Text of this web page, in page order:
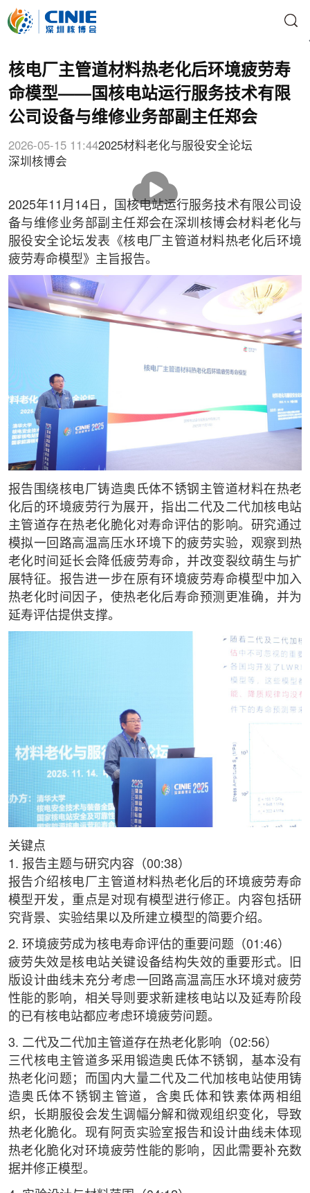
核电厂主管道材料热老化后环境疲劳寿
命模型——国核电站运行服务技术有限
公司设备与维修业务部副主任郑会
2026-05-15 11:442025材料老化与服役安全论坛
深圳核博会
放
2025年11月14日，国核电站运行服务技术有限公司设
备与维修业务部副主任郑会在深圳核博会材料老化与
服役安全论坛发表《核电厂主管道材料热老化后环境
疲劳寿命模型》主旨报告。
报告围绕核电厂铸造奥氏体不锈钢主管道材料在热老
化后的环境疲劳行为展开，指出二代及二代加核电站
主管道存在热老化脆化对寿命评估的影响。研究通过
模拟一回路高温高压水环境下的疲劳实验，观察到热
老化时间延长会降低疲劳寿命，并改变裂纹萌生与扩
展特征。报告进一步在原有环境疲劳寿命模型中加入
热老化时间因子，使热老化后寿命预测更准确，并为
延寿评估提供支撑。
关键点
1. 报告主题与研究内容（00:38）
报告介绍核电厂主管道材料热老化后的环境疲劳寿命
模型开发，重点是对现有模型进行修正。内容包括研
究背景、实验结果以及所建立模型的简要介绍。
2. 环境疲劳成为核电寿命评估的重要问题（01:46）
疲劳失效是核电站关键设备结构失效的重要形式。旧
版设计曲线未充分考虑一回路高温高压水环境对疲劳
性能的影响，相关导则要求新建核电站以及延寿阶段
的已有核电站都应考虑环境疲劳问题。
3. 二代及二代加主管道存在热老化影响（02:56）
三代核电主管道多采用锻造奥氏体不锈钢，基本没有
热老化问题；而国内大量二代及二代加核电站使用铸
造奥氏体不锈钢主管道，含奥氏体和铁素体两相组
织，长期服役会发生调幅分解和微观组织变化，导致
热老化脆化。现有阿贡实验室报告和设计曲线未体现
热老化脆化对环境疲劳性能的影响，因此需要补充数
据并修正模型。